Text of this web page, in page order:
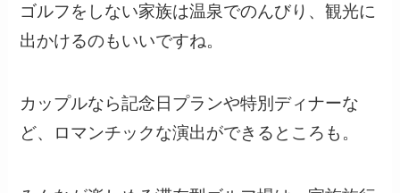
ゴルフをしない家族は温泉でのんびり、観光に
出かけるのもいいですね。
カップルなら記念日プランや特別ディナーな
ど、ロマンチックな演出ができるところも。